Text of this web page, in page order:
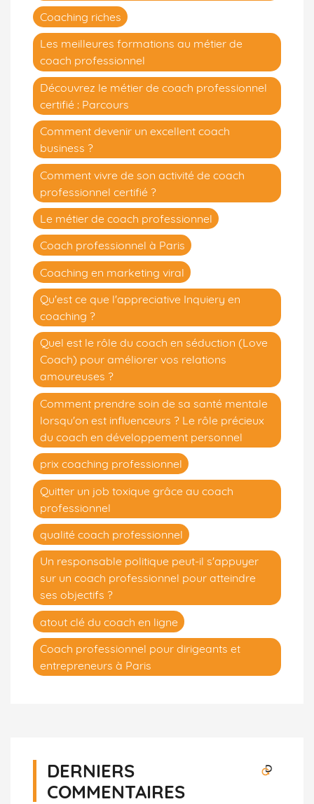
Coaching riches
Les meilleures formations au métier de
coach professionnel
Découvrez le métier de coach professionnel
certifié : Parcours
Comment devenir un excellent coach
business ?
Comment vivre de son activité de coach
professionnel certifié ?
Le métier de coach professionnel
Coach professionnel à Paris
Coaching en marketing viral
Qu'est ce que l'appreciative Inquiery en
coaching ?
Quel est le rôle du coach en séduction (Love
Coach) pour améliorer vos relations
amoureuses ?
Comment prendre soin de sa santé mentale
lorsqu'on est influenceurs ? Le rôle précieux
du coach en développement personnel
prix coaching professionnel
Quitter un job toxique grâce au coach
professionnel
qualité coach professionnel
Un responsable politique peut-il s'appuyer
sur un coach professionnel pour atteindre
ses objectifs ?
atout clé du coach en ligne
Coach professionnel pour dirigeants et
entrepreneurs à Paris
DERNIERS
COMMENTAIRES